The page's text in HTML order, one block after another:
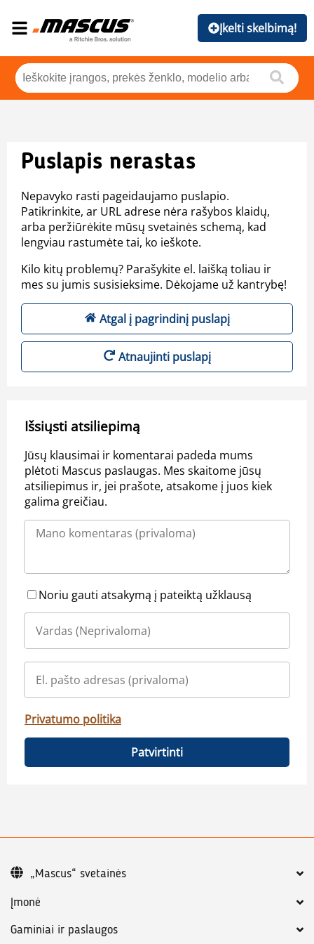
Įkelti skelbimą!
Puslapis nerastas
Nepavyko rasti pageidaujamo puslapio.
Patikrinkite, ar URL adrese nėra rašybos klaidų,
arba peržiūrėkite mūsų svetainės schemą, kad
lengviau rastumėte tai, ko ieškote.
Kilo kitų problemų? Parašykite el. laišką toliau ir
mes su jumis susisieksime. Dėkojame už kantrybę!
Atgal į pagrindinį puslapį
Atnaujinti puslapį
Išsiųsti atsiliepimą
Jūsų klausimai ir komentarai padeda mums
plėtoti Mascus paslaugas. Mes skaitome jūsų
atsiliepimus ir, jei prašote, atsakome į juos kiek
galima greičiau.
Noriu gauti atsakymą į pateiktą užklausą
Privatumo politika
Patvirtinti
Įmonė
Gaminiai ir paslaugos
„Mascus“ svetainės